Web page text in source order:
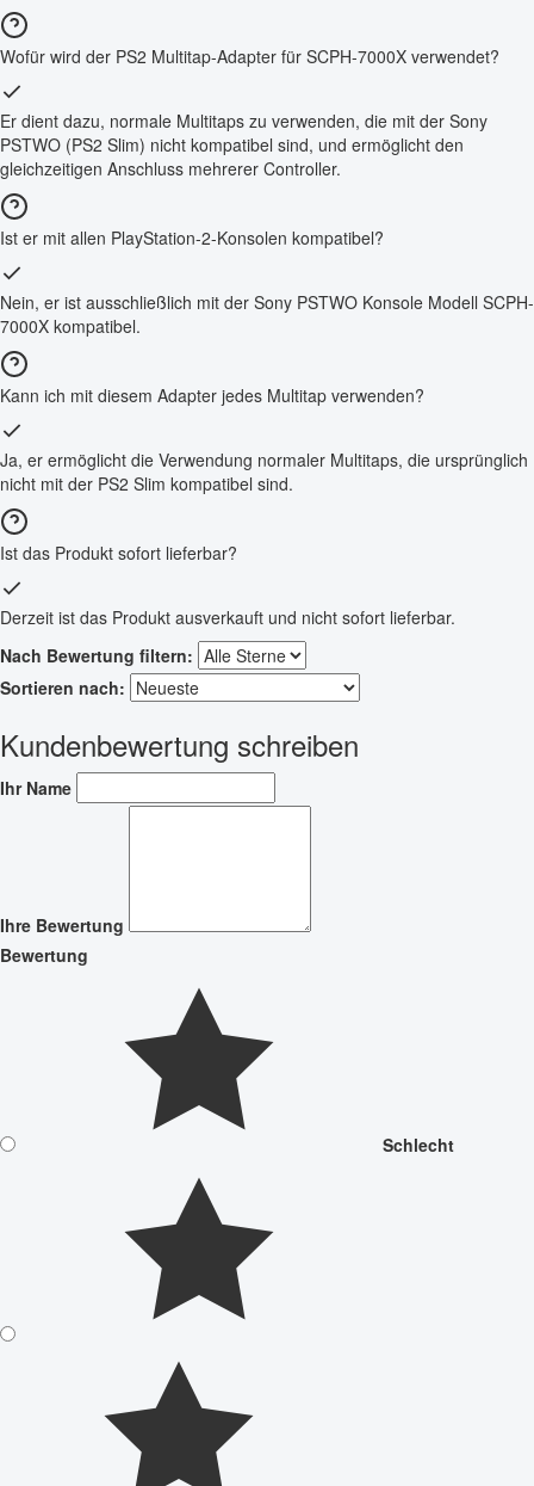
Wofür wird der PS2 Multitap-Adapter für SCPH-7000X verwendet?
Er dient dazu, normale Multitaps zu verwenden, die mit der Sony
PSTWO (PS2 Slim) nicht kompatibel sind, und ermöglicht den
gleichzeitigen Anschluss mehrerer Controller.
Ist er mit allen PlayStation-2-Konsolen kompatibel?
Nein, er ist ausschließlich mit der Sony PSTWO Konsole Modell SCPH-
7000X kompatibel.
Kann ich mit diesem Adapter jedes Multitap verwenden?
Ja, er ermöglicht die Verwendung normaler Multitaps, die ursprünglich
nicht mit der PS2 Slim kompatibel sind.
Ist das Produkt sofort lieferbar?
Derzeit ist das Produkt ausverkauft und nicht sofort lieferbar.
Nach Bewertung filtern:
Sortieren nach:
Kundenbewertung schreiben
Ihr Name
Ihre Bewertung
Bewertung
Schlecht